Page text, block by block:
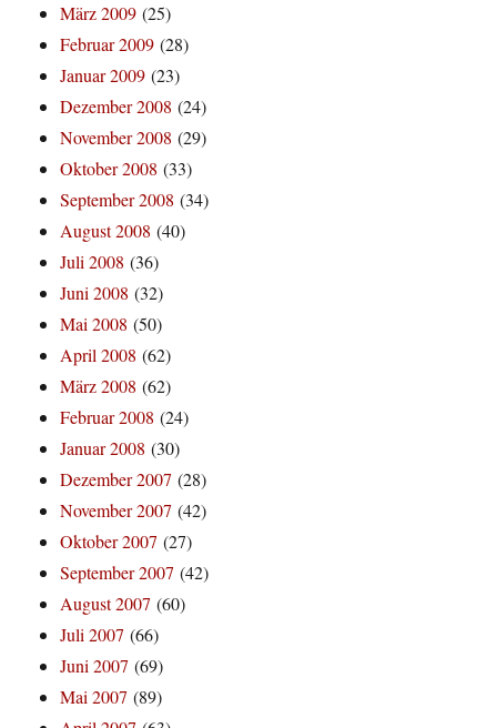
März 2009 (25)
Februar 2009 (28)
Januar 2009 (23)
Dezember 2008 (24)
November 2008 (29)
Oktober 2008 (33)
September 2008 (34)
August 2008 (40)
Juli 2008 (36)
Juni 2008 (32)
Mai 2008 (50)
April 2008 (62)
März 2008 (62)
Februar 2008 (24)
Januar 2008 (30)
Dezember 2007 (28)
November 2007 (42)
Oktober 2007 (27)
September 2007 (42)
August 2007 (60)
Juli 2007 (66)
Juni 2007 (69)
Mai 2007 (89)